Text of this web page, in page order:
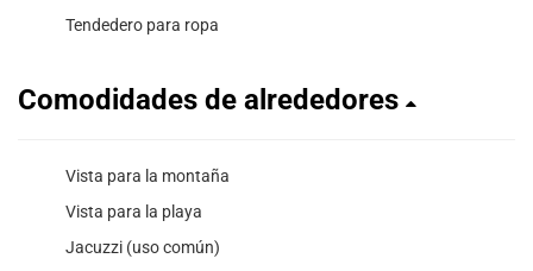
Tendedero para ropa
Comodidades de alrededores
Vista para la montaña
Vista para la playa
Jacuzzi (uso común)